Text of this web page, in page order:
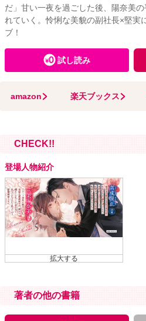
だ」甘い一夜を過ごした後、陽奈美
れていく。怜悧な美貌の副社長×堅実
ブ！
試し読み
amazon 楽天ブックス
CHECK!!
登場人物紹介
著者の他の書籍